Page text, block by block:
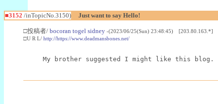
■3152 /inTopicNo.3150) Just want to say Hello!
□投稿者/ bocoran togel sidney -(2023/06/25(Sun) 23:48:45) [203.80.163.*]
□U R L/ http://https://www.deadmansbones.net/
My brother suggested I might like this